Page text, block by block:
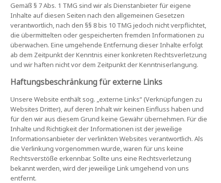
Gemäß § 7 Abs. 1 TMG sind wir als Dienstanbieter für eigene
Inhalte auf diesen Seiten nach den allgemeinen Gesetzen
verantwortlich, nach den §§ 8 bis 10 TMG jedoch nicht verpflichtet,
die übermittelten oder gespeicherten fremden Informationen zu
überwachen. Eine umgehende Entfernung dieser Inhalte erfolgt
ab dem Zeitpunkt der Kenntnis einer konkreten Rechtsverletzung
und wir haften nicht vor dem Zeitpunkt der Kenntniserlangung.
Haftungsbeschränkung für externe Links
Unsere Website enthält sog. „externe Links“ (Verknüpfungen zu
Websites Dritter), auf deren Inhalt wir keinen Einfluss haben und
für den wir aus diesem Grund keine Gewähr übernehmen. Für die
Inhalte und Richtigkeit der Informationen ist der jeweilige
Informationsanbieter der verlinkten Websites verantwortlich. Als
die Verlinkung vorgenommen wurde, waren für uns keine
Rechtsverstöße erkennbar. Sollte uns eine Rechtsverletzung
bekannt werden, wird der jeweilige Link umgehend von uns
entfernt.